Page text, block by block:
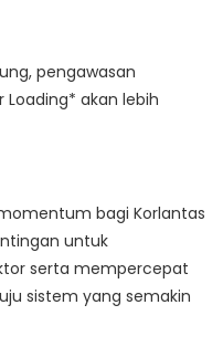
pengawasan
akan lebih
bagi Korlantas
untuk
serta mempercepat
sistem yang semakin